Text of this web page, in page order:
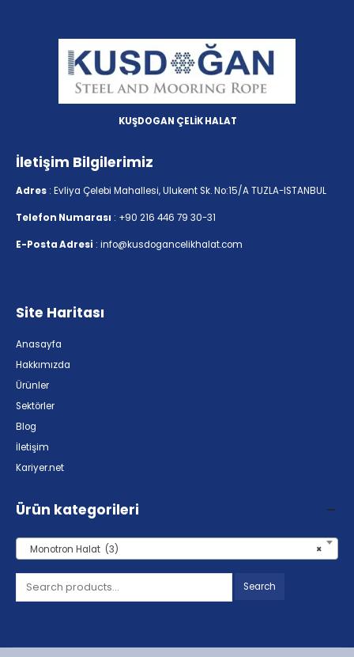
KUŞDOGAN ÇELİK HALAT
İletişim Bilgilerimiz
Adres : Evliya Çelebi Mahallesi, Ulukent Sk. No:15/A TUZLA-ISTANBUL
Telefon Numarası : +90 216 446 79 30-31
E-Posta Adresi : info@kusdogancelikhalat.com
Site Haritası
Anasayfa
Hakkımızda
Ürünler
Sektörler
Blog
İletişim
Kariyer.net
Ürün kategorileri
×
Monotron Halat (3)
Search